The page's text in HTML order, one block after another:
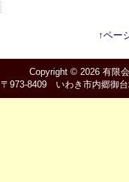
↑ペー
Copyright © 2026 有限
〒973-8409 いわき市内郷御